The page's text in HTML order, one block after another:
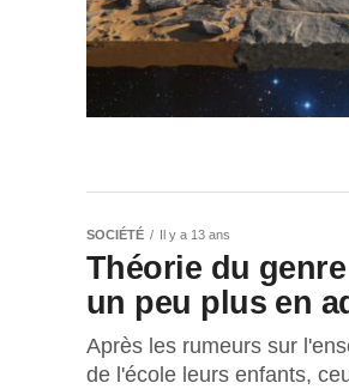
SOCIÉTÉ Il y a 13 ans
Théorie du
un peu plus en
Après les rumeurs sur
de l'école leurs enfants,